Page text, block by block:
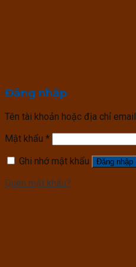
Đăng nhập
Tên tài khoản hoặc địa chỉ email
Mật khẩu *
Ghi nhớ mật khẩu
Đăng nhập
Quên mật khẩu?